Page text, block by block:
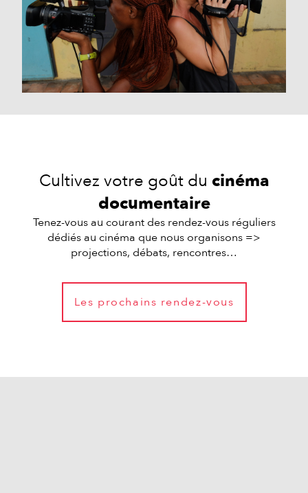
Cultivez votre goût du cinéma
documentaire
Tenez-vous au courant des rendez-vous réguliers
dédiés au cinéma que nous organisons =>
projections, débats, rencontres…
Les prochains rendez-vous